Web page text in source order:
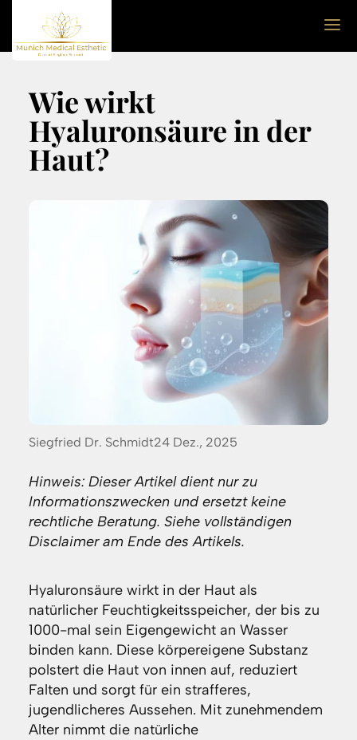
Wie wirkt
Hyaluronsäure in der
Haut?
Posted
Siegfried Dr. Schmidt24 Dez., 2025
Hinweis: Dieser Artikel dient nur zu
Informationszwecken und ersetzt keine
rechtliche Beratung. Siehe vollständigen
Disclaimer am Ende des Artikels.
Hyaluronsäure wirkt in der Haut als
natürlicher Feuchtigkeitsspeicher, der bis zu
1000-mal sein Eigengewicht an Wasser
binden kann. Diese körpereigene Substanz
polstert die Haut von innen auf, reduziert
Falten und sorgt für ein strafferes,
jugendlicheres Aussehen. Mit zunehmendem
Alter nimmt die natürliche